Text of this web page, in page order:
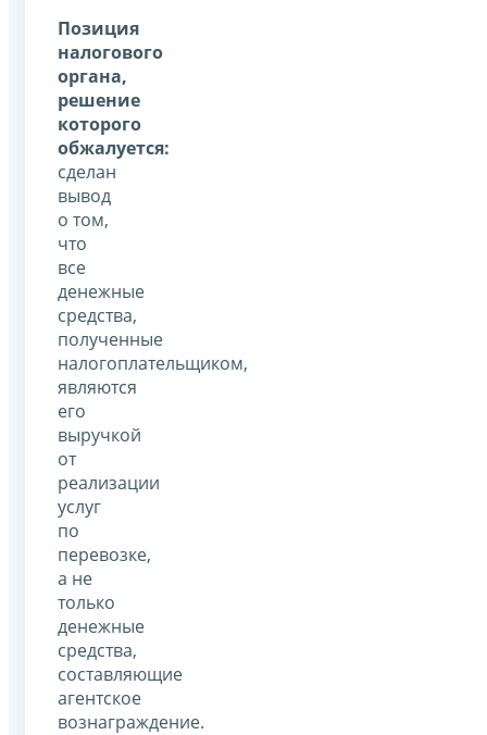
Позиция
налогового
органа,
решение
которого
обжалуется:
сделан
вывод
о том,
что
все
денежные
средства,
полученные
налогоплательщиком,
являются
его
выручкой
от
реализации
услуг
по
перевозке,
а не
только
денежные
средства,
составляющие
агентское
вознаграждение.